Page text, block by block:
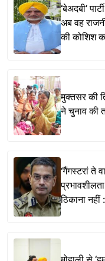
‘बेअदबी’
अब वह
की कोशिश
मुक्तसर की
ने चुनाव की
‘गैंगस्टरां ते
ठिकाना